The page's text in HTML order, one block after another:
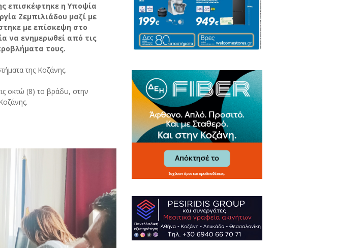
επισκέφτηκε η Υποψία
Ζεμπιλιάδου μαζί με
με επίσκεψη στο
να ενημερωθεί από τις
τους.
της Κοζάνης.
οκτώ (8) το βράδυ, στην